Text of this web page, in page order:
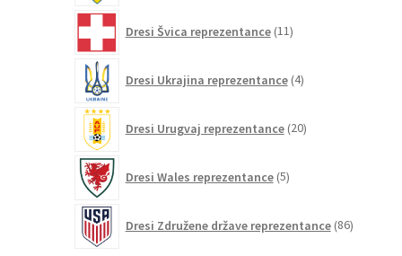
Dresi Švica reprezentance 11izdelkov
Dresi Ukrajina reprezentance 4izdelki
Dresi Urugvaj reprezentance 20izdelkov
Dresi Wales reprezentance 5izdelkov
Dresi Združene države reprezentance 86izdelkov